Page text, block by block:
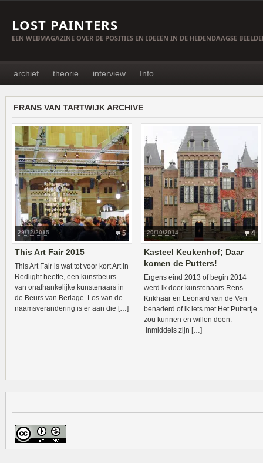
LOST PAINTERS
EEN WEBMAGAZINE OVER DE POSITIES EN IDEEËN IN DE HEDENDAAGSE
archief theorie interview Info
FRANS VAN TARTWIJK ARCHIVE
5
29/12/2015
This Art Fair 2015
This Art Fair is wat tot voor kort Art in
Redlight heette, een kunstbeurs
van onafhankelijke kunstenaars in
de Beurs van Berlage. Los van de
naamsverandering is er aan die […]
4
20/10/2014
Kasteel Keukenhof; Daar
komen de Putters!
Ergens eind 2013 of begin 2014
werd ik door kunstenaars Rens
Krikhaar en Leonard van de Ven
benaderd of ik iets met Het Puttertje
zou kunnen en willen doen.
Inmiddels zijn […]